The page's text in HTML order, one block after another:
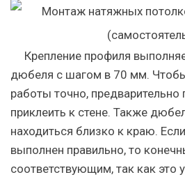
Крепление профиля
дюбеля с шагом в 70 мм.
работы точно,
приклеить к стене. Также
находиться близко к краю.
выполнен правильно, то
соответствующим, так как это